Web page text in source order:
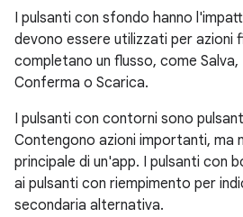
I pulsanti con sfondo hanno
devono essere utilizzati per azioni
completano un flusso, come
Conferma o Scarica.
I pulsanti con contorni sono
Contengono azioni importanti, ma
principale di un'app. I pulsanti con
ai pulsanti con riempimento per
secondaria alternativa.